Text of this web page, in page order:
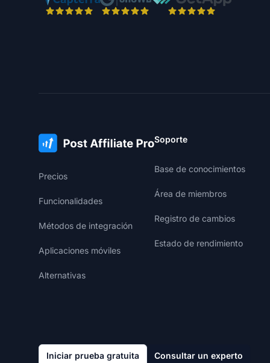
Precios
Funcionalidades
Métodos de integración
Aplicaciones móviles
Alternativas
Soporte
Base de conocimientos
Área de miembros
Registro de cambios
Estado de rendimiento
Iniciar prueba gratuita Consultar un experto